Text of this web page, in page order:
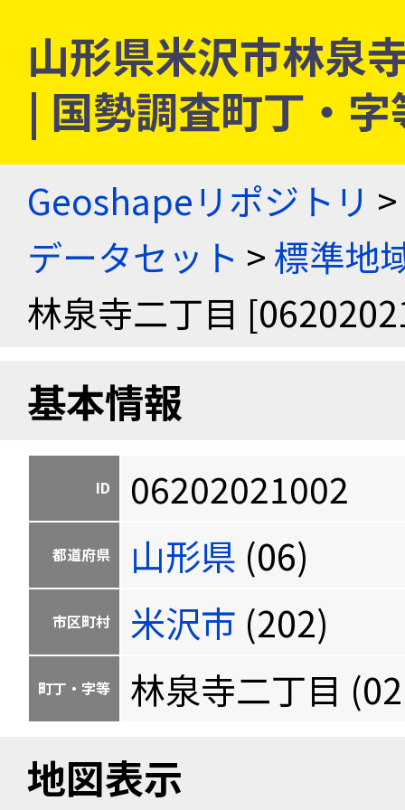
山形県米沢市林泉
| 国勢調査町丁・
Geoshapeリポジトリ >
データセット >標準地
林泉寺二丁目
基本情報
ID 06202021002
都道府県 山形県 (06)
市区町村 米沢市 (202)
町丁・字等 林泉寺二丁目
地図表示